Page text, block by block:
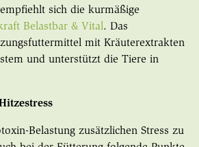
sich die kurmäßige
Belastbar & Vital. Das
mit Kräuterextrakten
und unterstützt die Tiere in
Belastung zusätzlichen Stress zu